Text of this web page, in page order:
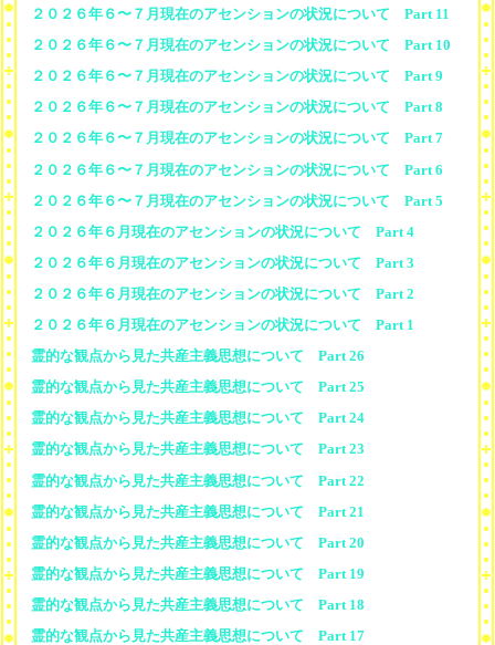
２０２６年６〜７月現在のアセンションの状況について Part 11
２０２６年６〜７月現在のアセンションの状況について Part 10
２０２６年６〜７月現在のアセンションの状況について Part 9
２０２６年６〜７月現在のアセンションの状況について Part 8
２０２６年６〜７月現在のアセンションの状況について Part 7
２０２６年６〜７月現在のアセンションの状況について Part 6
２０２６年６〜７月現在のアセンションの状況について Part 5
２０２６年６月現在のアセンションの状況について Part 4
２０２６年６月現在のアセンションの状況について Part 3
２０２６年６月現在のアセンションの状況について Part 2
２０２６年６月現在のアセンションの状況について Part 1
霊的な観点から見た共産主義思想について Part 26
霊的な観点から見た共産主義思想について Part 25
霊的な観点から見た共産主義思想について Part 24
霊的な観点から見た共産主義思想について Part 23
霊的な観点から見た共産主義思想について Part 22
霊的な観点から見た共産主義思想について Part 21
霊的な観点から見た共産主義思想について Part 20
霊的な観点から見た共産主義思想について Part 19
霊的な観点から見た共産主義思想について Part 18
霊的な観点から見た共産主義思想について Part 17